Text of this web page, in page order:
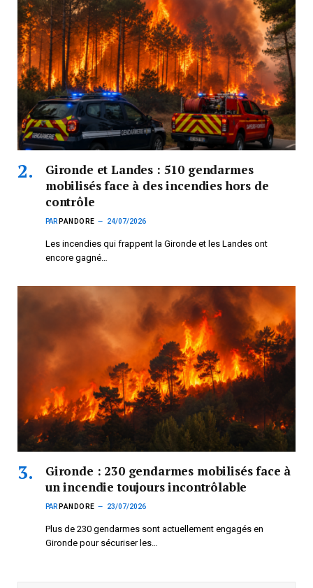
Gironde et Landes : 510 gendarmes
mobilisés face à des incendies hors de
contrôle
PAR PANDORE 24/07/2026
Les incendies qui frappent la Gironde et les Landes ont
encore gagné…
Gironde : 230 gendarmes mobilisés face à
un incendie toujours incontrôlable
PAR PANDORE 23/07/2026
Plus de 230 gendarmes sont actuellement engagés en
Gironde pour sécuriser les…